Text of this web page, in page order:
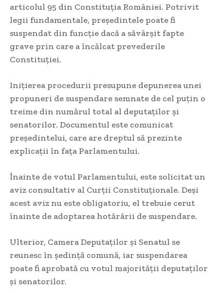
articolul 95 din Constituția României. Potrivit
legii fundamentale, președintele poate fi
suspendat din funcție dacă a săvârșit fapte
grave prin care a încălcat prevederile
Constituției.
Inițierea procedurii presupune depunerea unei
propuneri de suspendare semnate de cel puțin o
treime din numărul total al deputaților și
senatorilor. Documentul este comunicat
președintelui, care are dreptul să prezinte
explicații în fața Parlamentului.
Înainte de votul Parlamentului, este solicitat un
aviz consultativ al Curții Constituționale. Deși
acest aviz nu este obligatoriu, el trebuie cerut
înainte de adoptarea hotărârii de suspendare.
Ulterior, Camera Deputaților și Senatul se
reunesc în ședință comună, iar suspendarea
poate fi aprobată cu votul majorității deputaților
și senatorilor.